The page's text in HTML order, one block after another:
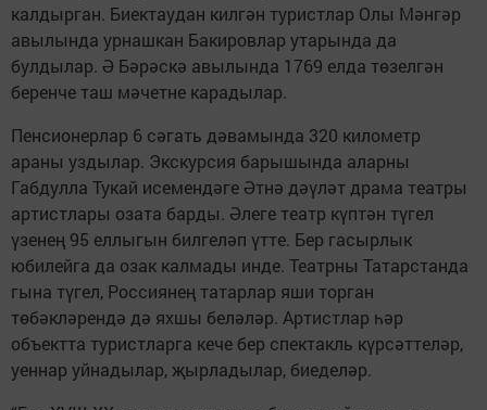
калдырган. Биектаудан килгән туристлар Олы Мәнгәр
авылында урнашкан Бакировлар утарында да
булдылар. Ә Бәрәскә авылында 1769 елда төзелгән
беренче таш мәчетне карадылар.
Пенсионерлар 6 сәгать дәвамында 320 километр
араны уздылар. Экскурсия барышында аларны
Габдулла Тукай исемендәге Әтнә дәүләт драма театры
артистлары озата барды. Әлеге театр күптән түгел
үзенең 95 еллыгын билгеләп үтте. Бер гасырлык
юбилейга да озак калмады инде. Театрны Татарстанда
гына түгел, Россиянең татарлар яши торган
төбәкләрендә дә яхшы беләләр. Артистлар һәр
объектта туристларга кече бер спектакль күрсәттеләр,
уеннар уйнадылар, җырладылар, биеделәр.